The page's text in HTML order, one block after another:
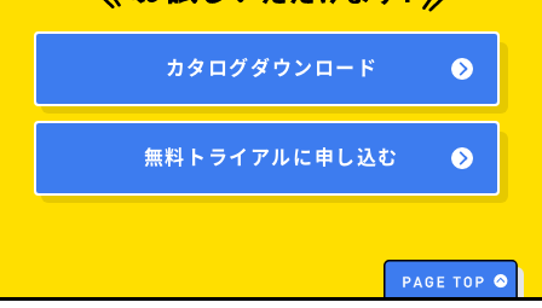
カタログダウンロード
無料トライアルに申し込む